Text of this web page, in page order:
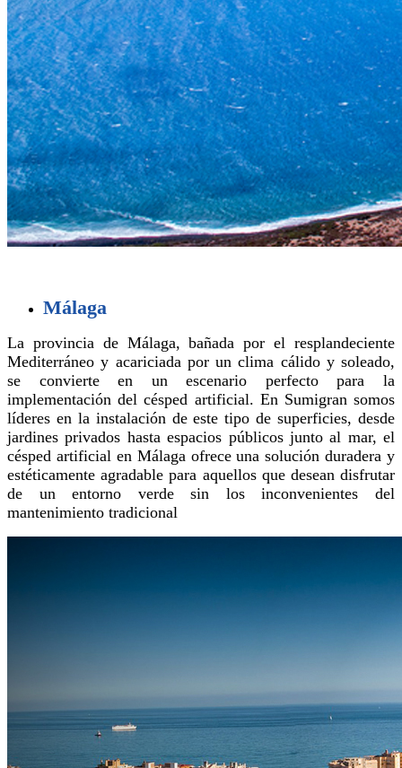
Málaga
La provincia de Málaga, bañada por el resplandeciente
Mediterráneo y acariciada por un clima cálido y soleado,
se convierte en un escenario perfecto para la
implementación del césped artificial. En Sumigran somos
líderes en la instalación de este tipo de superficies, desde
jardines privados hasta espacios públicos junto al mar, el
césped artificial en Málaga ofrece una solución duradera y
estéticamente agradable para aquellos que desean disfrutar
de un entorno verde sin los inconvenientes del
mantenimiento tradicional